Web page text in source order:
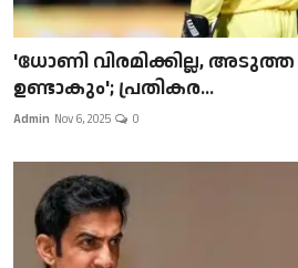
'ധോണി വിരമിക്കില്ല,
ഉണ്ടാകും'; പ്രതികര...
Admin Nov 6, 2025 0